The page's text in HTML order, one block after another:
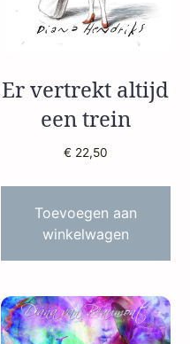
Er vertrekt altijd
een trein
€ 22,50
Toevoegen aan
winkelwagen